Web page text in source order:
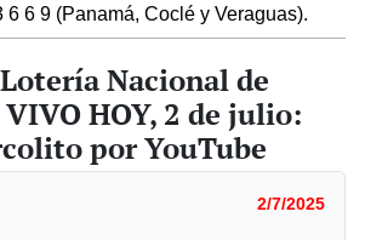
6 6 9 (Panamá, Coclé y Veraguas).
Nacional de
VIVO HOY, 2 de julio:
por YouTube
2/7/2025